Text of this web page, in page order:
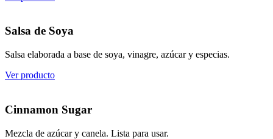
Salsa de Soya
Salsa elaborada a base de soya, vinagre, azúcar y especias.
Ver producto
Cinnamon Sugar
Mezcla de azúcar y canela. Lista para usar.